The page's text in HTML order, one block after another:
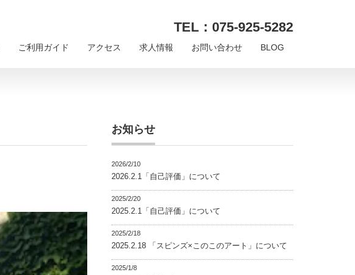
TEL：075-925-5282
ご利用ガイド アクセス 求人情報 お問い合わせ BLOG
お知らせ
2026/2/10
2026.2.1「自己評価」について
2025/2/20
2025.2.1「自己評価」について
2025/2/18
2025.2.18 「スピンズ×このこのアート」について
2025/1/8